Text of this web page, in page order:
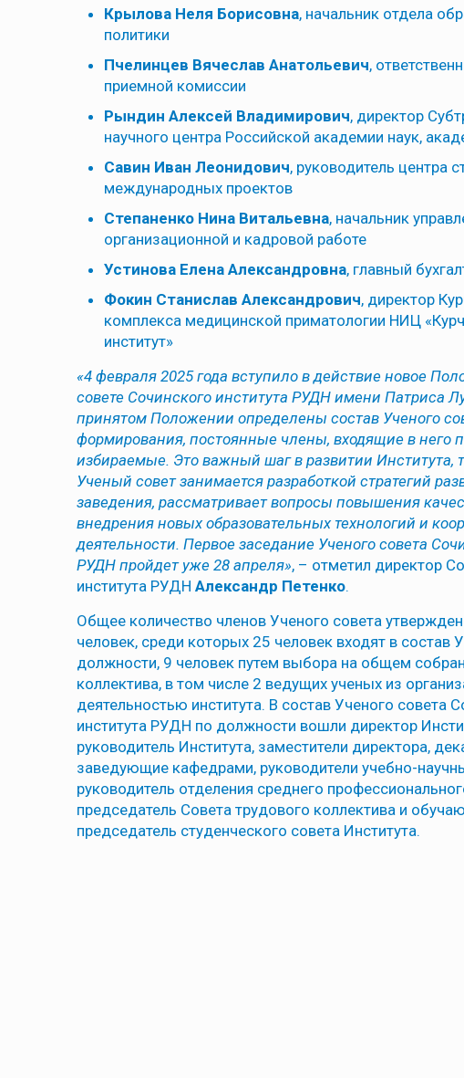
Крылова Неля Борисовна, начальник отдела
политики
Пчелинцев Вячеслав Анатольевич,
приемной комиссии
Рындин Алексей Владимирович, директор
научного центра Российской академии наук,
Савин Иван Леонидович, руководитель центра
международных проектов
Степаненко Нина Витальевна, начальник
организационной и кадровой работе
Устинова Елена Александровна, главный
Фокин Станислав Александрович, директор
комплекса медицинской приматологии НИЦ
институт»
«4 февраля 2025 года вступило в действие новое
совете Сочинского института РУДН имени Патриса
принятом Положении определены состав Ученого
формирования, постоянные члены, входящие в него
избираемые. Это важный шаг в развитии Института,
Ученый совет занимается разработкой стратегий
заведения, рассматривает вопросы повышения
внедрения новых образовательных технологий и
деятельности. Первое заседание Ученого совета
РУДН пройдет уже 28 апреля», – отметил директор
института РУДН Александр Петенко.
Общее количество членов Ученого совета
человек, среди которых 25 человек входят в состав
должности, 9 человек путем выбора на общем
коллектива, в том числе 2 ведущих ученых из
деятельностью института. В состав Ученого совета
института РУДН по должности вошли директор
руководитель Института, заместители директора,
заведующие кафедрами, руководители учебно-
руководитель отделения среднего
председатель Совета трудового коллектива и
председатель студенческого совета Института.